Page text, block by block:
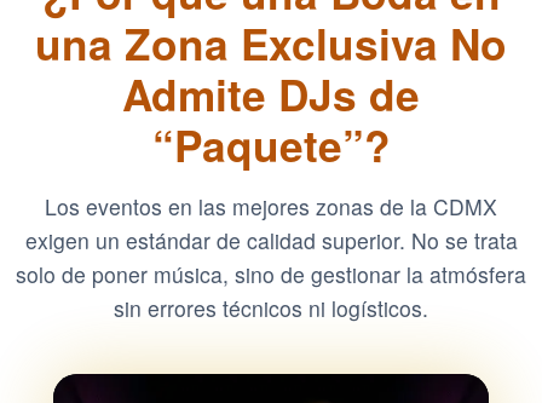
una Zona Exclusiva No
Admite DJs de
“Paquete”?
Los eventos en las mejores zonas de la CDMX
exigen un estándar de calidad superior. No se trata
solo de poner música, sino de gestionar la atmósfera
sin errores técnicos ni logísticos.